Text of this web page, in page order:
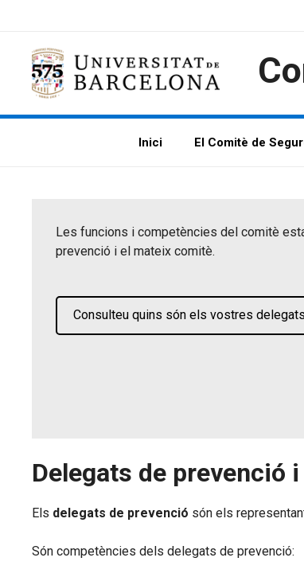
contingut
Inici El Comitè de
Les funcions i competències del comitè
prevenció i el mateix comitè.
Consulteu quins són els vostres
Delegats de prevenció
Els delegats de prevenció són els
Són competències dels delegats de prevenció: